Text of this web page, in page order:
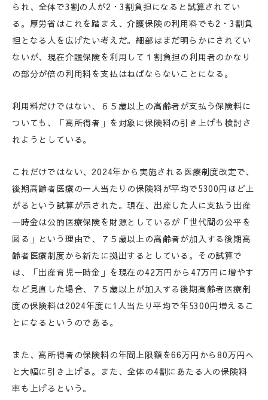
られ、全体で3割の人が2・3割負担になると試算されてい
る。厚労省はこれを踏まえ、介護保険の利用料でも2・3割負
担となる人を広げたい考えだ。細部はまだ明らかにされてい
ないが、現在介護保険を利用して１割負担の利用者のかなり
の部分が倍の利用料を支払はねばならないことになる。
利用料だけではない、６５歳以上の高齢者が支払う保険料に
ついても、「高所得者」を対象に保険料の引き上げも検討さ
れようとしている。
これだけではない、2024年から実施される医療制度改定で、
後期高齢者医療の一人当たりの保険料が平均で5300円ほど上
がるという試算が示された。現在、出産した人に支払う出産
一時金は公的医療保険を財源としているが「世代間の公平を
図る」という理由で、７５歳以上の高齢者が加入する後期高
齢者医療制度から新たに拠出するとしている。その試算で
は、「出産育児一時金」を現在の42万円から47万円に増やす
など見直した場合、７５歳以上が加入する後期高齢者医療制
度の保険料は2024年度に1人当たり平均で年5300円増えるこ
とになるというのである。
また、高所得者の保険料の年間上限額を66万円から80万円へ
と大幅に引き上げる。また、全体の4割にあたる人の保険料
率も上げるという。